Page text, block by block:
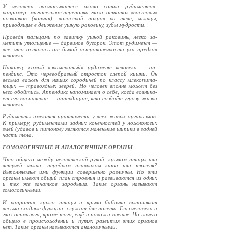
У человека насчитывается около сотни рудиментов:
например, мигательная перепонка глаза, остаток хвосто­вых
позвонков (копчик), волосяной покров на теле, мышцы,
приводящие в движение ушную раковину, зубы мудрости.
Проведя пальцами по завитку ушной раковины, легко за­
метить утолщение — дарвинов бугорок. Этот рудимент —
всё, что осталось от былой остроконечности уха предков
че­ловека.
Наконец, самый «знаменитый» рудимент человека — ап­
пендикс. Это червеобразный отросток слепой кишки. Он
весьма важен для наших сородичей по классу млекопита­
ющих — травоядных зверей. Но человек вполне может без
него обойтись. Аппендикс напоминает о себе, когда возника­
ет его воспаление — аппендицит, что создаёт угрозу жизни
человека.
Рудименты имеются практически у всех живых организмов.
К примеру, рудиментами задних конечностей у ложноногих
змей (удавов и питонов) являются маленькие шипики в задней
части тела.
ГОМОЛОГИЧНЫЕ И АНАЛОГИЧНЫЕ ОРГАНЫ
Что общего между человеческой рукой, крылом птицы или
летучей мыши, передним плавником кита или тюленя?
Выполняемые ими функции совершенно различны. Но эти
органы имеют общий план строения и развиваются из одних
и тех же зачатков зародыша. Такие органы называют
гомологичными.
И напротив, крыло птицы и крыло бабочки выполняют
весьма сходные функции: служат для полёта. Глаз человека и
глаз осьминога, кроме того, ещё и похожи внешне. Но ниче­го
общего в происхождении и путях развития этих органов
нет. Такие органы называются аналогичными.